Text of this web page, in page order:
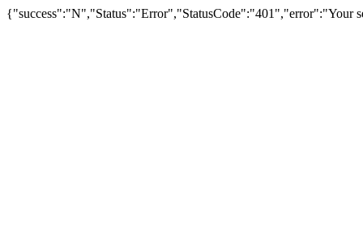
{"success":"N","Status":"Error","StatusCode":"401","error":"Your